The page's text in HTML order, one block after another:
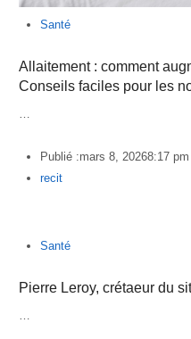
Santé
Allaitement : comment
Conseils faciles pour les
…
Publié :mars 8, 20268:17 pm
Author
recit
Santé
Pierre Leroy, crétaeur du
…